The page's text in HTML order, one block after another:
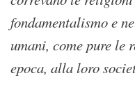
fondamentalismo e
umani, come pure
epoca, alla loro